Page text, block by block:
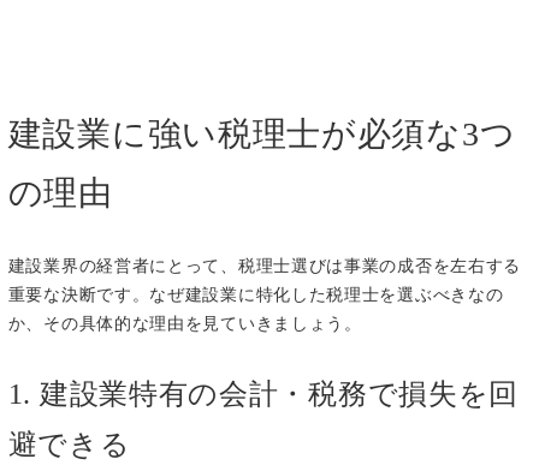
建設業に強い税理士が必須な3つ
の理由
建設業界の経営者にとって、税理士選びは事業の成否を左右する
重要な決断です。なぜ建設業に特化した税理士を選ぶべきなの
か、その具体的な理由を見ていきましょう。
1. 建設業特有の会計・税務で損失を回
避できる